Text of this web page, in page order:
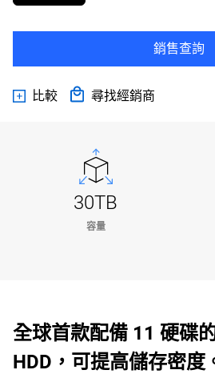
銷售查詢
比較 尋找經銷商
30TB
容量
全球首款配備 11 硬碟
HDD，可提高儲存密度